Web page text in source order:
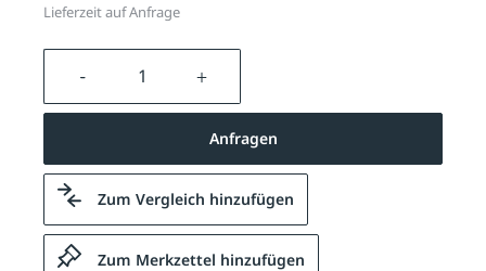
Lieferzeit auf Anfrage
Produkt Anzahl: Gib den
Anfragen
Zum Vergleich hinzufügen
Zum Merkzettel hinzufügen